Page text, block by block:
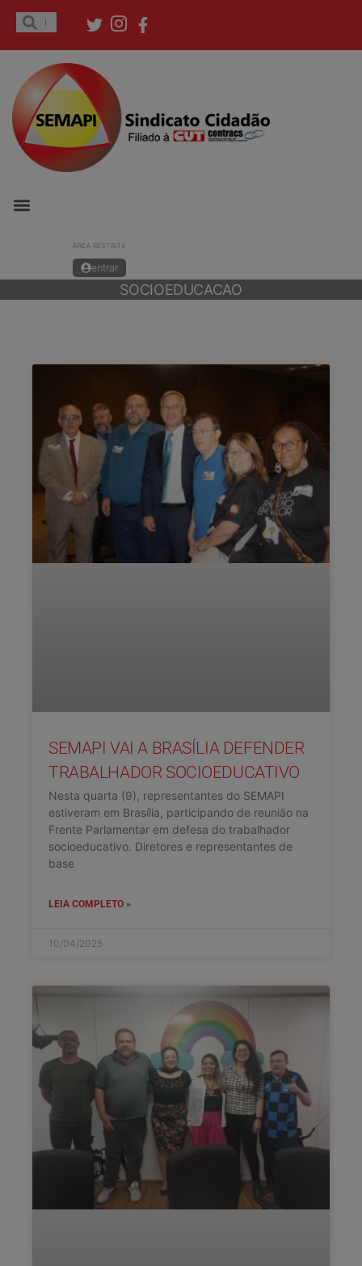
ÁREA RESTRITA
entrar
SOCIOEDUCACAO
SEMAPI VAI A BRASÍLIA DEFENDER
TRABALHADOR SOCIOEDUCATIVO
Nesta quarta (9), representantes do SEMAPI
estiveram em Brasília, participando de reunião na
Frente Parlamentar em defesa do trabalhador
socioeducativo. Diretores e representantes de
base
LEIA COMPLETO »
10/04/2025